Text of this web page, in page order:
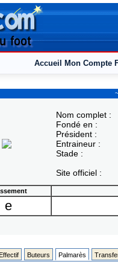
Accueil Mon Compte
Nom complet :
Fondé en :
Président :
Entraineur :
Stade :
Site officiel :
e
Effectif Buteurs Palmarès